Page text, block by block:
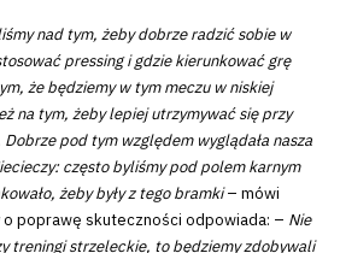
nad tym, żeby dobrze radzić sobie w
pressing i gdzie kierunkować grę
że będziemy w tym meczu w niskiej
na tym, żeby lepiej utrzymywać się przy
pod tym względem wyglądała nasza
często byliśmy pod polem karnym
żeby były z tego bramki– mówi
poprawę skuteczności odpowiada: – Nie
treningi strzeleckie, to będziemy zdobywali